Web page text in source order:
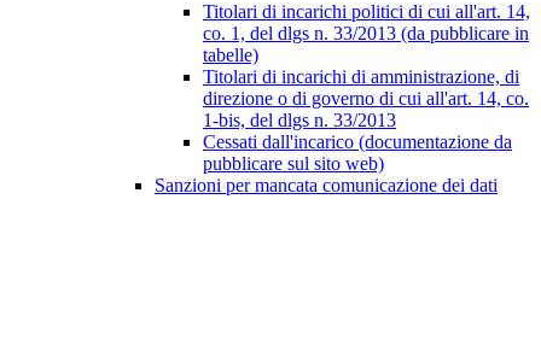
Titolari di incarichi politici di cui all'art. 14,
co. 1, del dlgs n. 33/2013 (da pubblicare in
tabelle)
Titolari di incarichi di amministrazione, di
direzione o di governo di cui all'art. 14, co.
1-bis, del dlgs n. 33/2013
Cessati dall'incarico (documentazione da
pubblicare sul sito web)
Sanzioni per mancata comunicazione dei dati